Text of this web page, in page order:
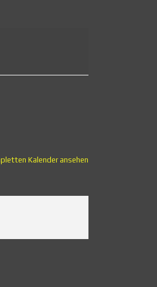
Kalender ansehen